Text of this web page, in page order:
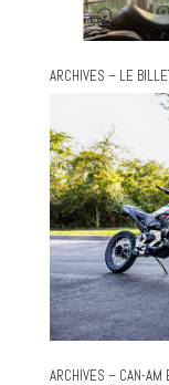
ARCHIVES – LE
ARCHIVES – CAN-AM